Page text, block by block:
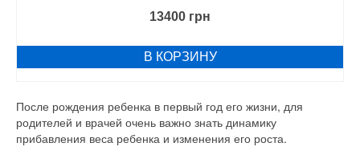
13400 грн
В КОРЗИНУ
После рождения ребенка в первый год его жизни, для
родителей и врачей очень важно знать динамику
прибавления веса ребенка и изменения его роста.